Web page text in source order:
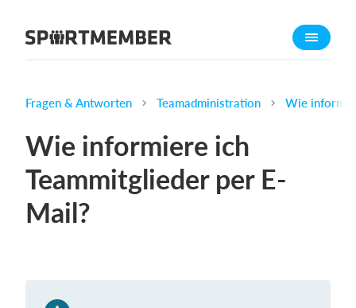
Über SportMember
Funktionen
Trainingsplan
Mitgliedsbeitrag
Fragen & Antworten Teamadministration Wie
Wie informiere ich
Teammitglieder per E-
Mail?